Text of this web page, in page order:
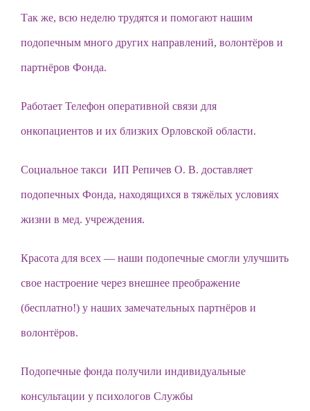
Так же, всю неделю трудятся и помогают нашим
подопечным много других направлений, волонтёров и
партнёров Фонда.
Работает Телефон оперативной связи для
онкопациентов и их близких Орловской области.
Социальное такси ИП Репичев О. В. доставляет
подопечных Фонда, находящихся в тяжёлых условиях
жизни в мед. учреждения.
Красота для всех — наши подопечные смогли улучшить
свое настроение через внешнее преображение
(бесплатно!) у наших замечательных партнёров и
волонтёров.
Подопечные фонда получили индивидуальные
консультации у психологов Службы